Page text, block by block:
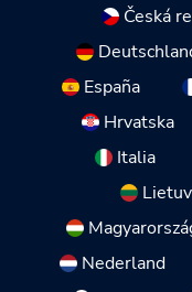
Česká
España
Hrvatska
Italia
Nederland